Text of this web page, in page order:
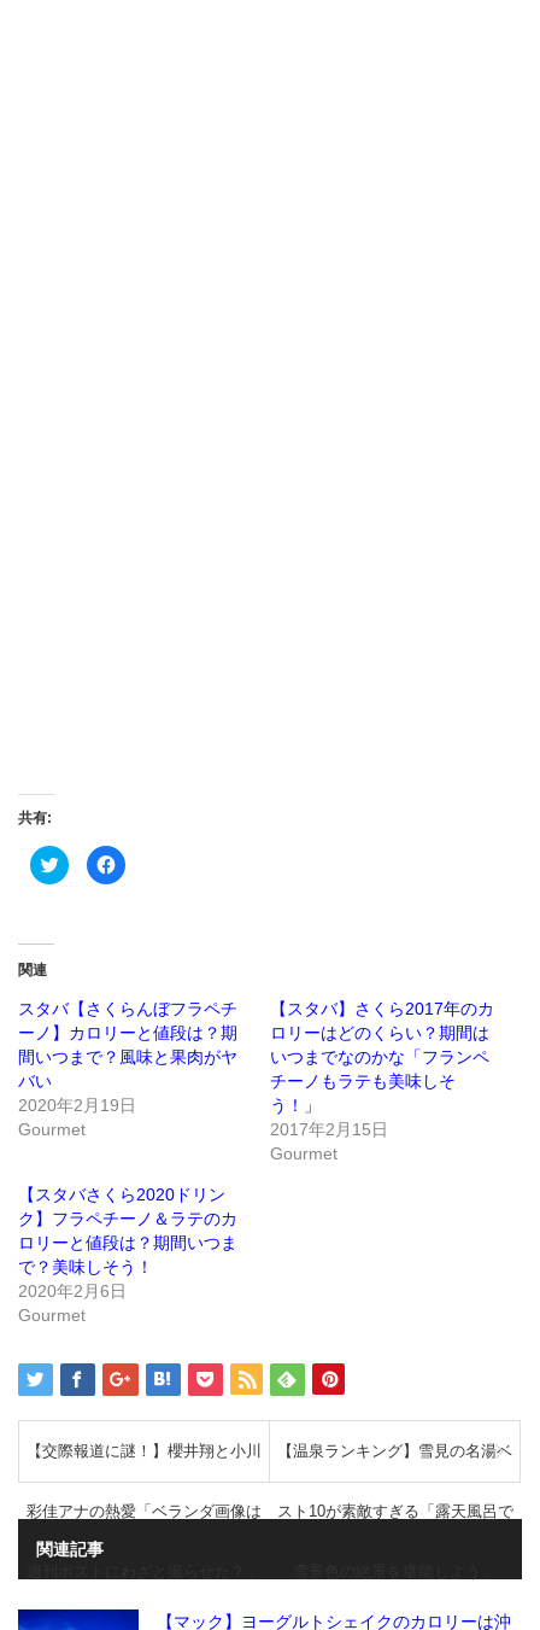
共有:
ク
リ
(新
し
い
ウ
ィ
ウ
開
Facebook
で
ッ
ク
し
て
く
い
ン
ド
ウ
で
開
き
ま
す)
関連
スタバ【さくらんぼフラペチ
ーノ】カロリーと値段は？期
間いつまで？風味と果肉がヤ
バい
2020年2月19日
Gourmet
【スタバ】さくら2017年のカ
ロリーはどのくらい？期間は
いつまでなのかな「フランペ
チーノもラテも美味しそ
う！」
2017年2月15日
Gourmet
【スタバさくら2020ドリン
ク】フラペチーノ＆ラテのカ
ロリーと値段は？期間いつま
で？美味しそう！
2020年2月6日
Gourmet
【交際報道に謎！】櫻井翔と小川
彩佳アナの熱愛「ベランダ画像は
【温泉ランキング】雪見の名湯ベ
スト10が素敵すぎる「露天風呂で
関連記事
【マック】ヨーグルトシェイクのカロリーは沖